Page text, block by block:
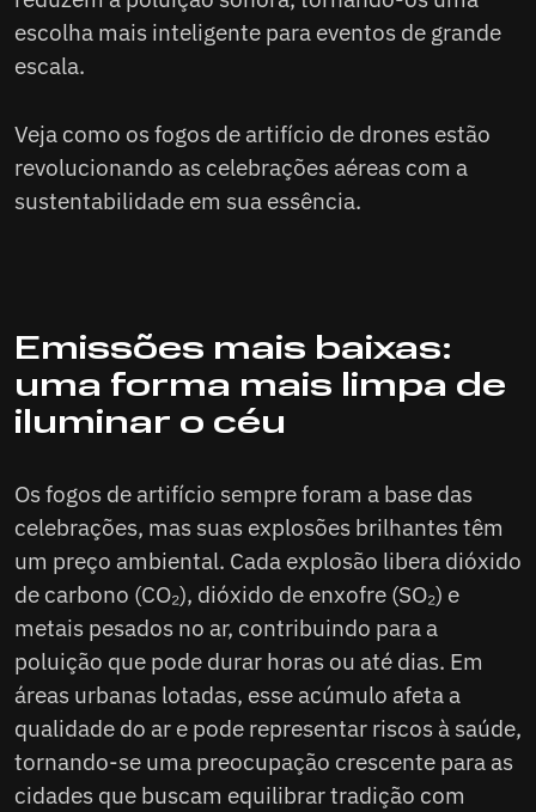
escolha mais inteligente para eventos de grande
escala.
Veja como os fogos de artifício de drones estão
revolucionando as celebrações aéreas com a
sustentabilidade em sua essência.
Emissões mais baixas:
uma forma mais limpa de
iluminar o céu
Os fogos de artifício sempre foram a base das
celebrações, mas suas explosões brilhantes têm
um preço ambiental. Cada explosão libera dióxido
de carbono (CO₂), dióxido de enxofre (SO₂) e
metais pesados no ar, contribuindo para a
poluição que pode durar horas ou até dias. Em
áreas urbanas lotadas, esse acúmulo afeta a
qualidade do ar e pode representar riscos à saúde,
tornando-se uma preocupação crescente para as
cidades que buscam equilibrar tradição com